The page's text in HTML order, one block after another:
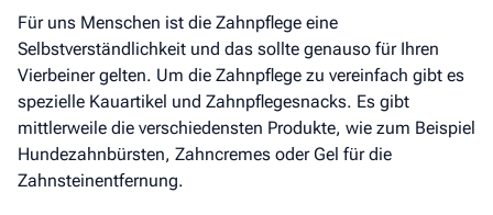
Für uns Menschen ist die Zahnpflege eine
Selbstverständlichkeit und das sollte genauso für Ihren
Vierbeiner gelten. Um die Zahnpflege zu vereinfach gibt es
spezielle Kauartikel und Zahnpflegesnacks. Es gibt
mittlerweile die verschiedensten Produkte, wie zum Beispiel
Hundezahnbürsten, Zahncremes oder Gel für die
Zahnsteinentfernung.